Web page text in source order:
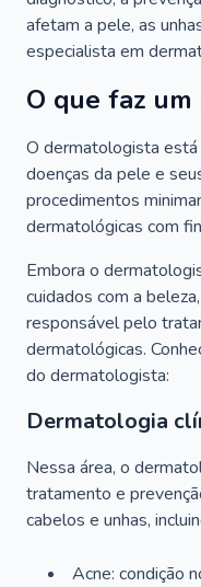
afetam a pele, as
especialista em
O que faz
O dermatologista
doenças da pele e
procedimentos
dermatológicas com
Embora o
cuidados com a
responsável pelo
dermatológicas.
do dermatologista:
Dermatologia
Nessa área, o
tratamento e
cabelos e unhas,
Acne: condição